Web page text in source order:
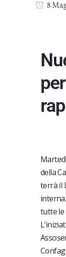
8
della
terrà il
tutte le